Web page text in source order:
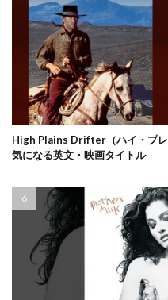
High Plains Drifter（ハイ・プレ
気になる英文・映画タイトル